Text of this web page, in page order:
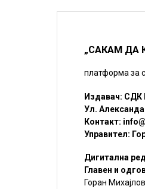
„САКАМ ДА
платформа за
Издавач:
Ул.
Контакт:
Управител:
Дигитална
Главен и
Горан